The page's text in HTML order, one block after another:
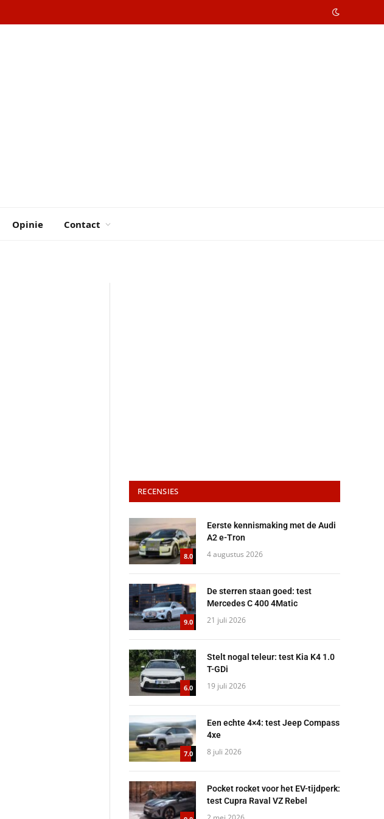
Opinie Contact
RECENSIES
8.0
Eerste kennismaking met de Audi
A2 e-Tron
4 augustus 2026
9.0
De sterren staan goed: test
Mercedes C 400 4Matic
21 juli 2026
6.0
Stelt nogal teleur: test Kia K4 1.0
T-GDi
19 juli 2026
7.0
Een echte 4×4: test Jeep Compass
4xe
8 juli 2026
Pocket rocket voor het EV-tijdperk:
test Cupra Raval VZ Rebel